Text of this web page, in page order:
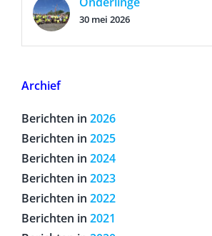
30 mei 2026
Archief
Berichten in 2026
Berichten in 2025
Berichten in 2024
Berichten in 2023
Berichten in 2022
Berichten in 2021